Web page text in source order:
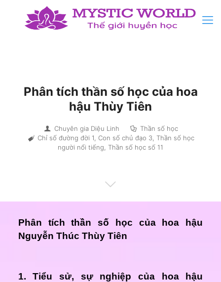
Phân tích thần số học của hoa
hậu Thùy Tiên
Chuyên gia Diệu Linh
Thần số học
Chỉ số đường đời 1
Con số chủ đạo 3 ,Thần số học
người nổi tiếng Thần số học số 11
Phân tích thần số học của hoa hậu
Nguyễn Thúc Thùy Tiên
1. Tiểu sử, sự nghiệp của hoa hậu